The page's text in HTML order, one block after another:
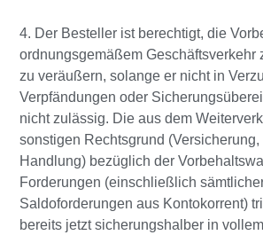
4. Der Besteller ist berechtigt, die
ordnungsgemäßem Geschäftsverkehr
zu veräußern, solange er nicht in
Verpfändungen oder
nicht zulässig. Die aus dem
sonstigen Rechtsgrund
Handlung) bezüglich der
Forderungen (einschließlich
Saldoforderungen aus Kontokorrent)
bereits jetzt sicherungshalber in